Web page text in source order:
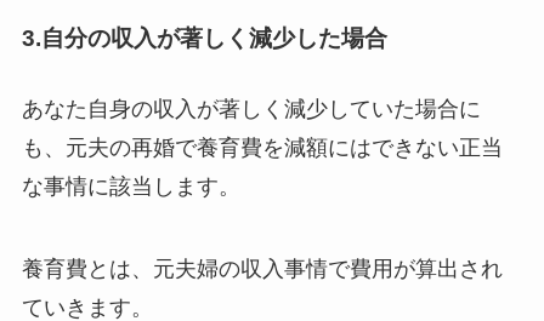
3.自分の収入が著しく減少した場合
あなた自身の収入が著しく減少していた場合に
も、元夫の再婚で養育費を減額にはできない正当
な事情に該当します。
養育費とは、元夫婦の収入事情で費用が算出され
ていきます。